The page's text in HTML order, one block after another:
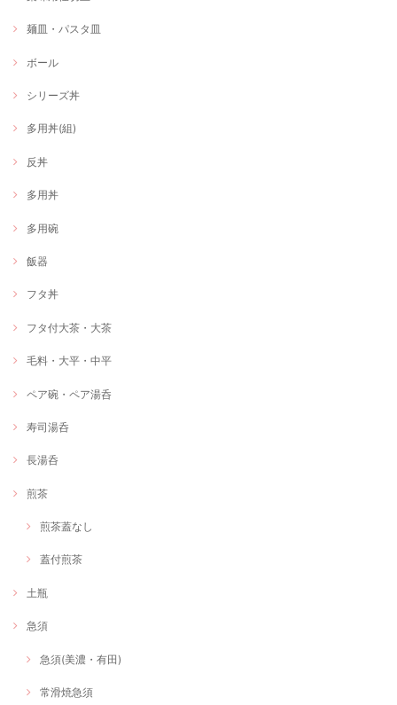
麺皿・パスタ皿
ボール
シリーズ丼
多用丼(組)
反丼
多用丼
多用碗
飯器
フタ丼
フタ付大茶・大茶
毛料・大平・中平
ペア碗・ペア湯呑
寿司湯呑
長湯呑
煎茶
煎茶蓋なし
蓋付煎茶
土瓶
急須
急須(美濃・有田)
常滑焼急須